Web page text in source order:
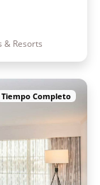
& Resorts
Tiempo Completo